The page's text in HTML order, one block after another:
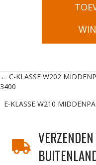
Posts
navigation
← C-KLASSE W202
3400
E-KLASSE W210